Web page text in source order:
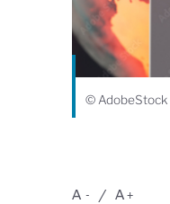
© AdobeStock
-
A +
A